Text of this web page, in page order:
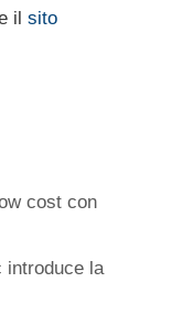
il sito
cost con
introduce la